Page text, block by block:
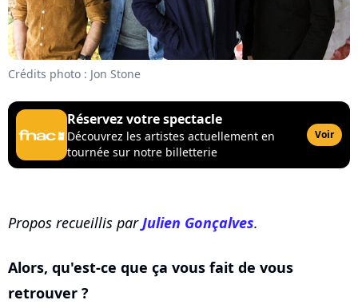
Crédits photo : Jon Stone
Réservez votre spectacle
Découvrez les artistes actuellement en
tournée sur notre billetterie
Voir
Propos recueillis parJulien Gonçalves.
Alors, qu'est-ce que ça vous fait de vous
retrouver ?